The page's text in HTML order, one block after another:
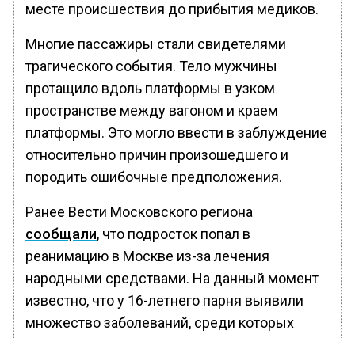
месте происшествия до прибытия медиков.
Многие пассажиры стали свидетелями
трагического события. Тело мужчины
протащило вдоль платформы в узком
пространстве между вагоном и краем
платформы. Это могло ввести в заблуждение
относительно причин произошедшего и
породить ошибочные предположения.
Ранее Вести Московского региона
сообщали, что подросток попал в
реанимацию в Москве из-за лечения
народными средствами. На данный момент
известно, что у 16-летнего парня выявили
множество заболеваний, среди которых